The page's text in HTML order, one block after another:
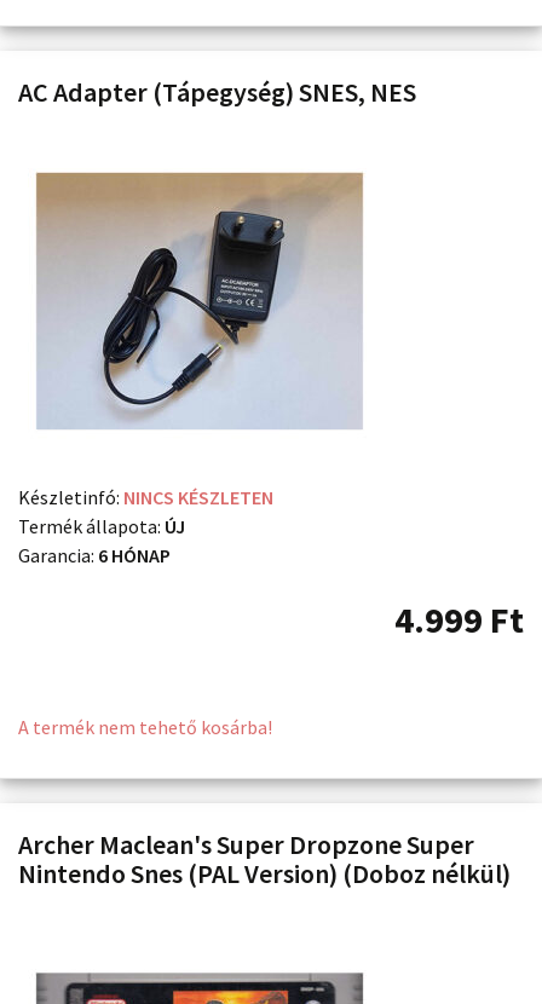
AC Adapter (Tápegység) SNES, NES
Készletinfó: NINCS KÉSZLETEN
Termék állapota: ÚJ
Garancia: 6 HÓNAP
4.999 Ft
A termék nem tehető kosárba!
Archer Maclean's Super Dropzone Super
Nintendo Snes (PAL Version) (Doboz nélkül)